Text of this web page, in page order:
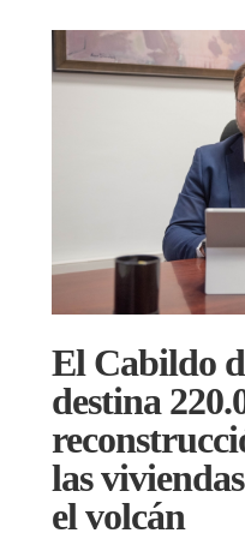
El Cabildo
destina
las
el volcán